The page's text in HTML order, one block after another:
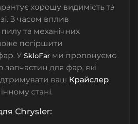
хорошу видимість та
З часом вплив
пилу та механічних
погіршити
У SkloFar ми пропонуємо
для фар, які
ваш Крайслер
стані.
Chrysler: